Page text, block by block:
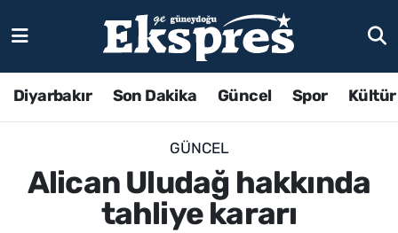
Diyarbakır Son Dakika Güncel Spor
GÜNCEL
Alican Uludağ hakkında
tahliye kararı